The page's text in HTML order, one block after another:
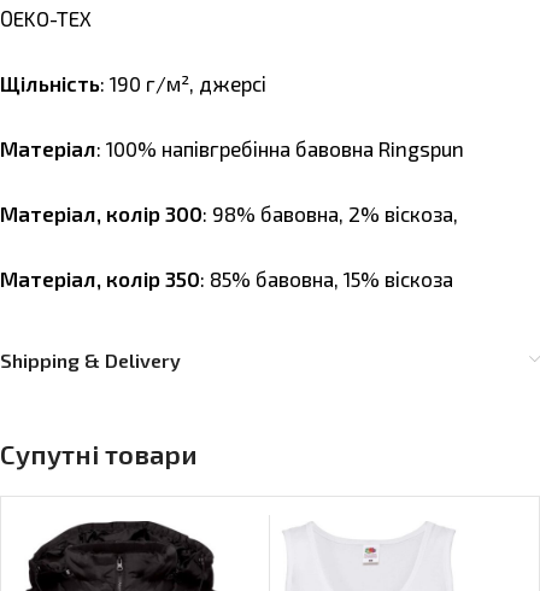
ОEKO-TEX
Щільність: 190 г/м², джерсі
Матеріал: 100% напівгребінна бавовна Ringspun
Матеріал, колір 300: 98% бавовна, 2% віскоза,
Матеріал, колір 350: 85% бавовна, 15% віскоза
Shipping & Delivery
Супутні товари